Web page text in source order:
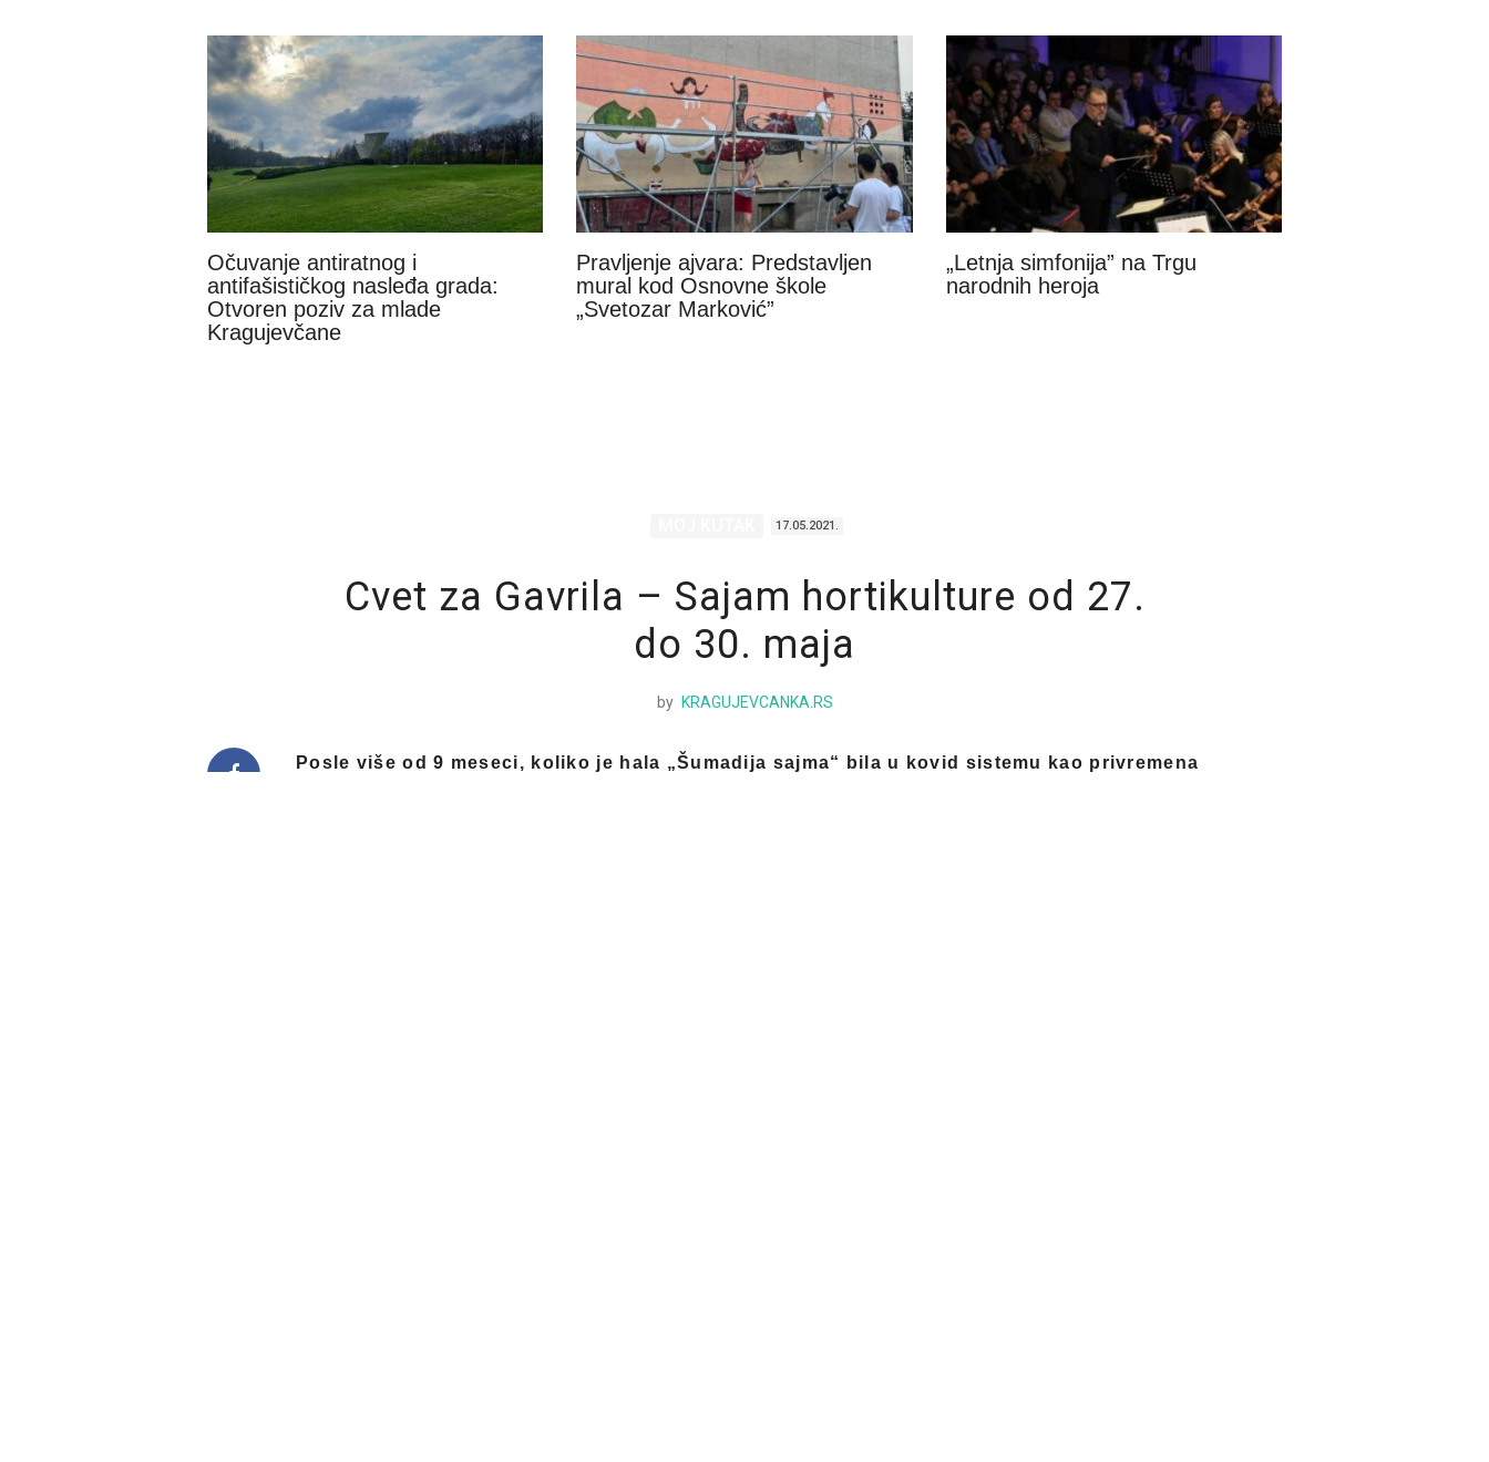
Očuvanje antiratnog i
antifašističkog nasleđa grada:
Otvoren poziv za mlade
Kragujevčane
Pravljenje ajvara: Predstavljen
mural kod Osnovne škole
„Svetozar Marković”
„Letnja simfonija” na Trgu
narodnih heroja
17.05.2021.
Cvet za Gavrila – Sajam hortikulture od 27.
do 30. maja
by KRAGUJEVCANKA.RS
Posle više od 9 meseci, koliko je hala „Šumadija sajma“ bila u kovid sistemu kao privremena